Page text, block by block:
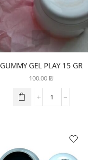
GUMMY GEL PLAY 15 GR
פיץ
100.00 ₪